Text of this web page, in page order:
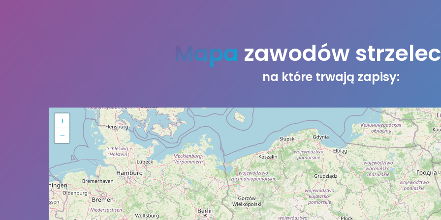
Mapa zawodów
na które trwają zapisy:
+
−